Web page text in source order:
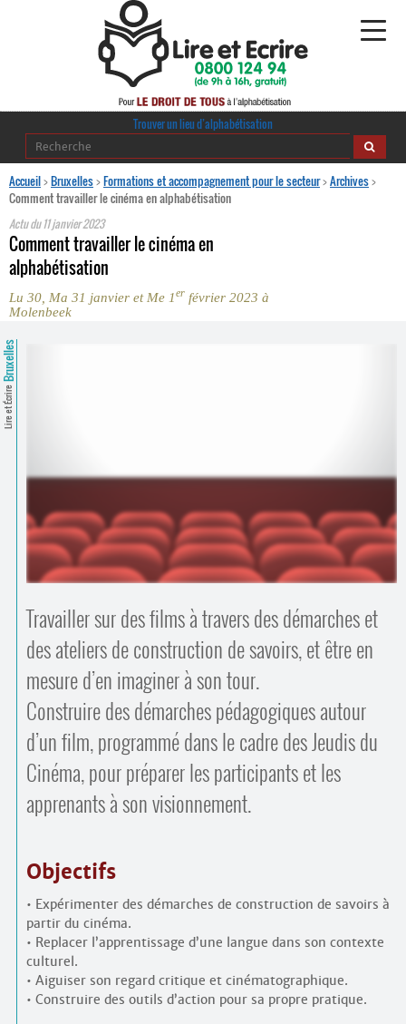
Alphabétisation
Bienvenue en Belgique
Trouver un lieu d’alphabétisation
Accueil>Bruxelles>Formations et accompagnement pour le secteur>Archives>
Comment travailler le cinéma en alphabétisation
Actu du11 janvier 2023
Comment travailler le cinéma en
alphabétisation
Lu 30, Ma 31 janvier et Me 1er février 2023 à
Molenbeek
Lire et Écrire
Bruxelles
Travailler sur des films à travers des démarches et
des ateliers de construction de savoirs, et être en
mesure d’en imaginer à son tour.
Construire des démarches pédagogiques autour
d’un film, programmé dans le cadre des Jeudis du
Cinéma, pour préparer les participants et les
apprenants à son visionnement.
Objectifs
• Expérimenter des démarches de construction de savoirs à
partir du cinéma.
• Replacer l’apprentissage d’une langue dans son contexte
culturel.
• Aiguiser son regard critique et cinématographique.
• Construire des outils d’action pour sa propre pratique.